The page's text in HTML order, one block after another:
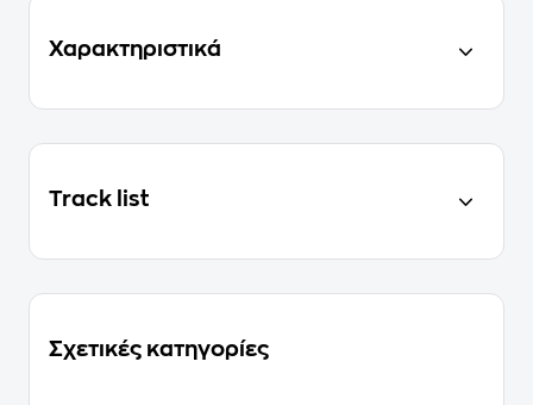
Χαρακτηριστικά
Track list
Σχετικές κατηγορίες